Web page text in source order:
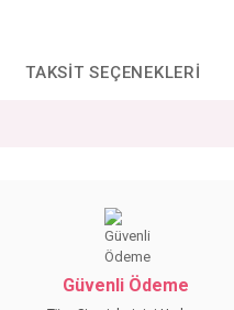
TAKSIT SEÇENEKLERI
Güvenli Ödeme